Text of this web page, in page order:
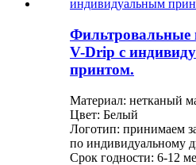
Фильтровальные
V-Drip с
принтом.
Материал: нетканый
Цвет: Белый
Логотип: принимаем
по индивидуальному
Срок годности: 6-12